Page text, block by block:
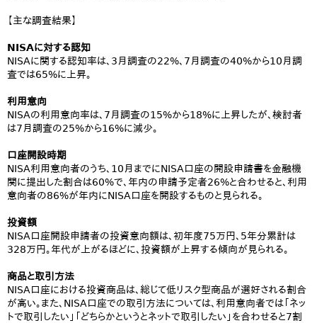
【主な調査結果】
NISAに対する認知
NISAに関する認知率は、3月調査の22%、7月調査の40%から10月調
査では65%に上昇。
利用意向
NISAの利用意向率は、7月調査の15%から18%に上昇したが、検討者
は7月調査の25%から16%に減少。
口座開設時期
NISA利用意向者のうち、10月までにNISA口座の開設申請書を金融機
関に提出した割合は60%で、年内の申請予定者26%と合わせると、利用
意向者の86%が年内にNISA口座を開設するものと見られる。
投資額
NISA口座開設申請者の投資意向額は、初年度75万円、5年分累計は
328万円。年代が上がるほどに、投資額が上昇する傾向が見られる。
商品と取引方法
NISA口座における投資商品は、総じて低リスク型商品が選好される割合
が高い。また、NISA口座での取引方法については、利用意向者では「ネッ
トで取引したい」「どちらかというとネットで取引したい」を合わせると7割